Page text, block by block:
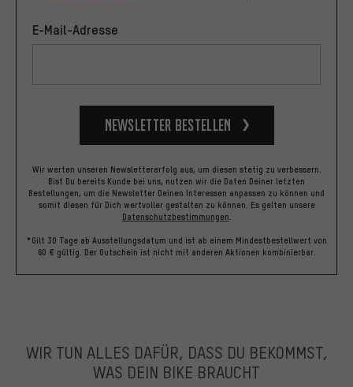
E-Mail-Adresse
Newsletter bestellen
Wir werten unseren Newslettererfolg aus, um diesen stetig zu verbessern.
Bist Du bereits Kunde bei uns, nutzen wir die Daten Deiner letzten
Bestellungen, um die Newsletter Deinen Interessen anpassen zu können und
somit diesen für Dich wertvoller gestalten zu können. Es gelten unsere
Datenschutzbestimmungen
*Gilt 30 Tage ab Ausstellungsdatum und ist ab einem Mindestbestellwert von
60 € gültig. Der Gutschein ist nicht mit anderen Aktionen kombinierbar.
WIR TUN ALLES DAFÜR, DASS DU BEKOMMST,
WAS DEIN BIKE BRAUCHT